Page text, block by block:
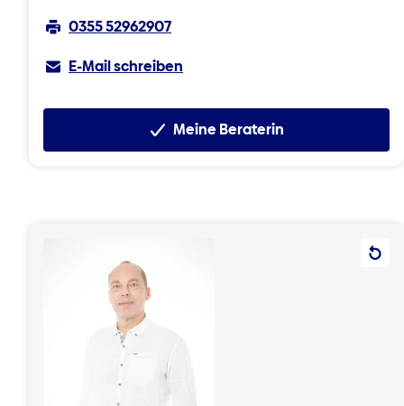
0355 52962907
E-Mail schreiben
Meine Beraterin